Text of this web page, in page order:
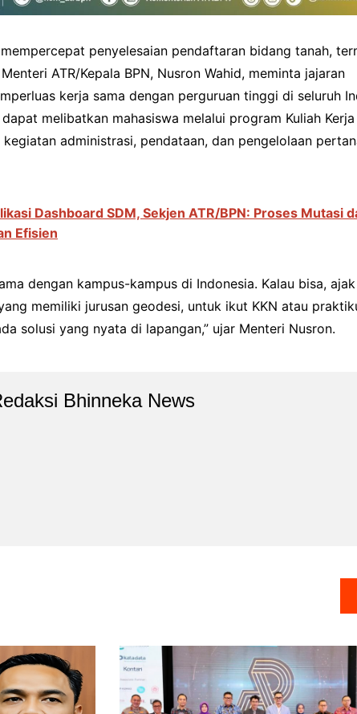
penyelesaian pendaftaran bidang tanah,
ATR/Kepala BPN, Nusron Wahid, meminta jajaran
kerja sama dengan perguruan tinggi di seluruh
melibatkan mahasiswa melalui program Kuliah
administrasi, pendataan, dan pengelolaan
Dashboard SDM, Sekjen ATR/BPN: Proses Mutasi
Efisien
dengan kampus-kampus di Indonesia. Kalau bisa, ajak
memiliki jurusan geodesi, untuk ikut KKN atau
solusi yang nyata di lapangan,” ujar Menteri Nusron.
Bhinneka News